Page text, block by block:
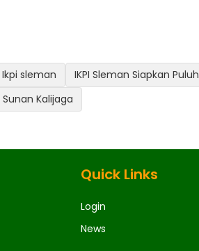
Ikpi sleman IKPI Sleman Siapkan
Sunan Kalijaga
Quick Links
Login
News